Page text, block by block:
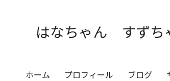
はなちゃん すずち
ホーム プロフィール ブログ